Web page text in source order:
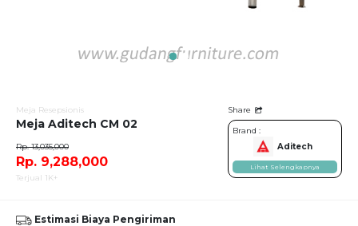
Meja Resepsionis
Meja Aditech CM 02
Rp. 9,288,000
Rp. 13,035,000
Terjual 1K+
Share
Brand :
Aditech
Lihat Selengkapnya
Estimasi Biaya Pengiriman